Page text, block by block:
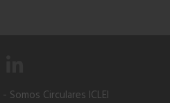
- Somos Circulares ICLEI